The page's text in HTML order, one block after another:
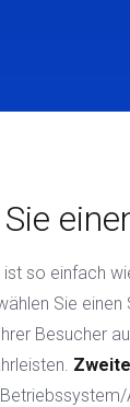
so einfach
Sie einen
Besucher